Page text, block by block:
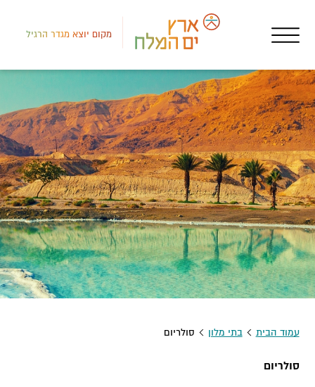
מקום יוצא מגדר הרגיל
עמוד הבית בתי מלון סולריום
סולריום